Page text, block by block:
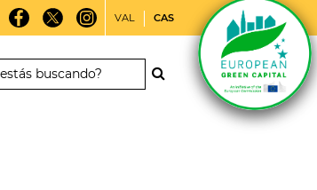
VAL CAS